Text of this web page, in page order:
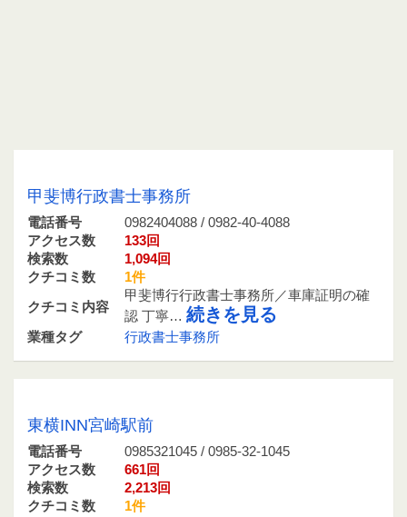
甲斐博行政書士事務所
電話番号
0982404088 / 0982-40-4088
アクセス数
133回
検索数
1,094回
クチコミ数
1件
クチコミ内容
甲斐博行行政書士事務所／車庫証明の確
認 丁寧… 続きを見る
業種タグ 行政書士事務所
東横INN宮崎駅前
電話番号
0985321045 / 0985-32-1045
アクセス数
661回
検索数
2,213回
クチコミ数
1件